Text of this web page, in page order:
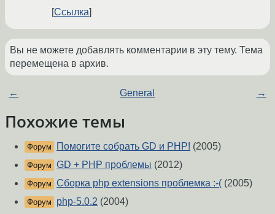
Ссылка
Вы не можете добавлять комментарии в эту тему. Тема
перемещена в архив.
← General →
Похожие темы
Форум Помогите собрать GD и PHP! (2005)
Форум GD + PHP проблемы (2012)
Форум Сборка php extensions проблемка :-( (2005)
Форум php-5.0.2 (2004)